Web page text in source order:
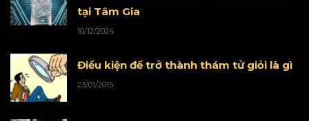
tại Tâm Gia
10/12/2024
Điều kiện để trở thành thám tử giỏi là gì
23/01/2015